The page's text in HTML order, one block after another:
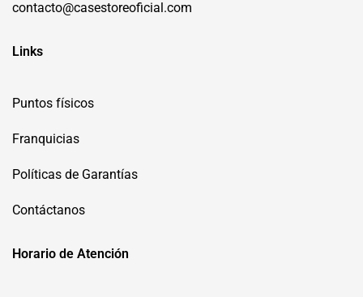
contacto@casestoreoficial.com
Links
Puntos físicos
Franquicias
Políticas de Garantías
Contáctanos
Horario de Atención